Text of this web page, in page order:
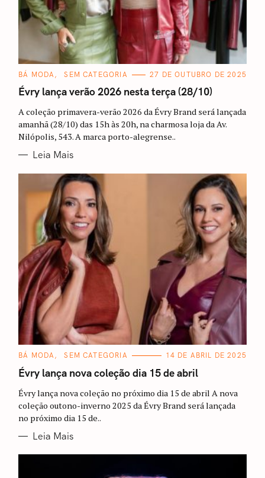
C
T
E
O
I
A
BÁ MODA SEM CATEGORIA 27 DE OUTUBRO DE 2025
Évry lança verão 2026 nesta terça (28/10)
A coleção primavera-verão 2026 da Évry Brand será lançada
amanhã (28/10) das 15h às 20h, na charmosa loja da Av.
Nilópolis, 543. A marca porto-alegrense..
Leia Mais
C
T
E
O
I
A
BÁ MODA SEM CATEGORIA 14 DE ABRIL DE 2025
Évry lança nova coleção dia 15 de abril
Évry lança nova coleção no próximo dia 15 de abril A nova
coleção outono-inverno 2025 da Évry Brand será lançada
no próximo dia 15 de..
Leia Mais